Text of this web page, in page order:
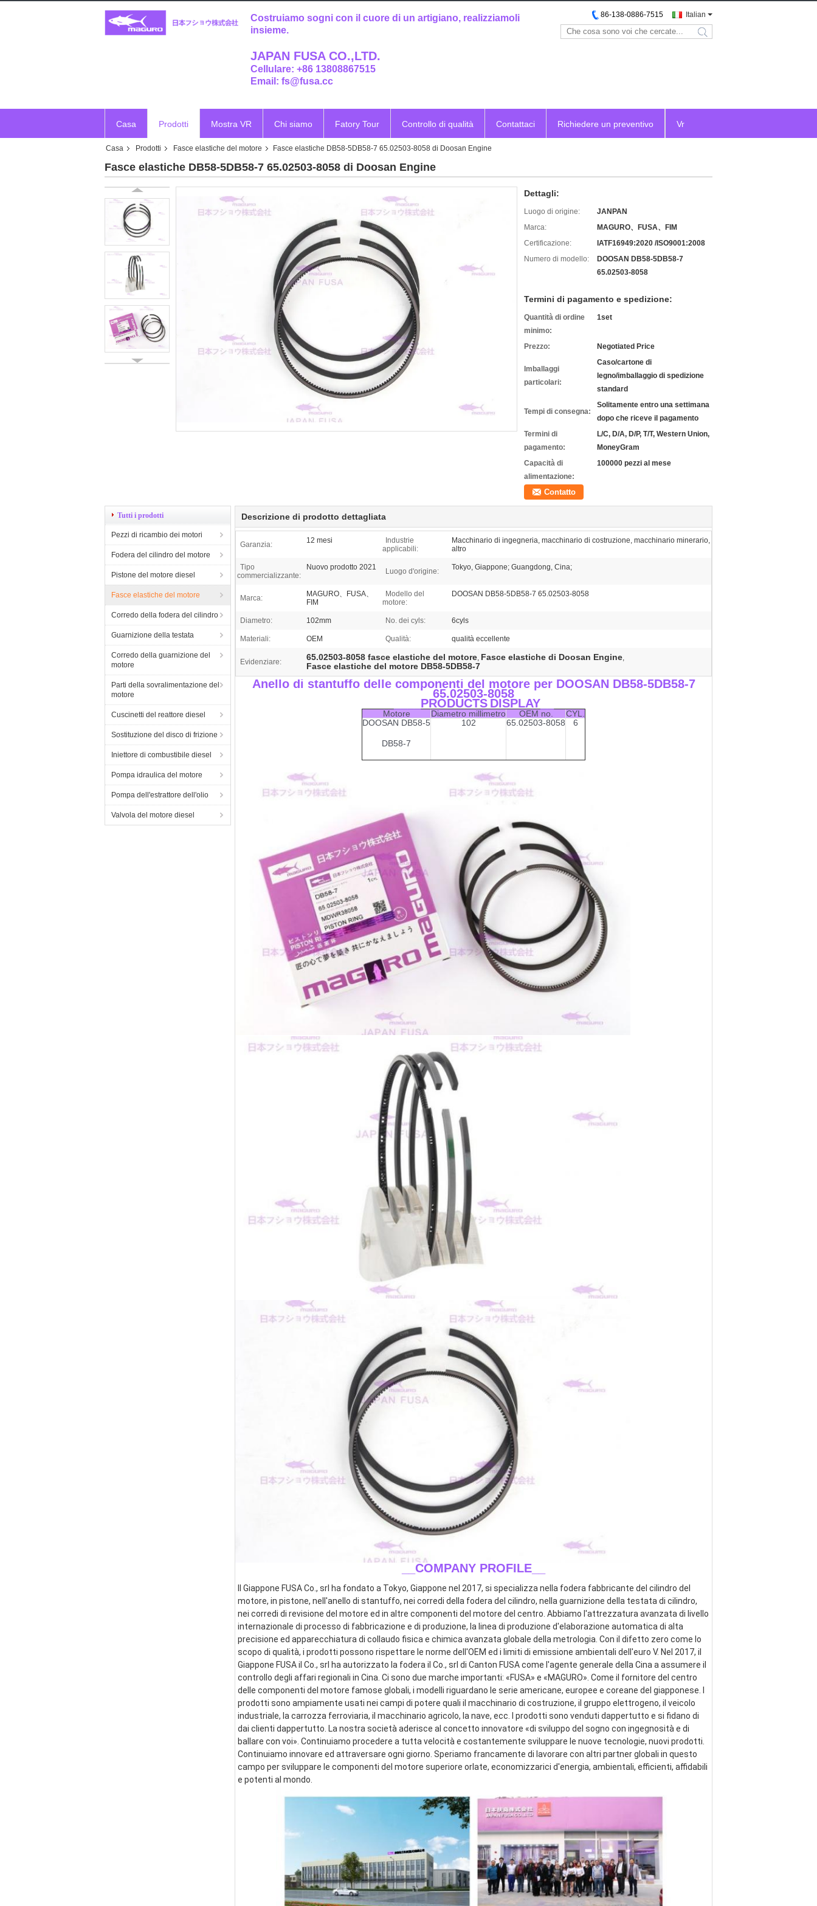
Costruiamo sogni con il cuore di un artigiano, realizziamoli
insieme.
JAPAN FUSA CO.,LTD.
Cellulare: +86 13808867515
Email: fs@fusa.cc
Italian
86-138-0886-7515
search
Casa Prodotti Mostra VR Chi siamo Fatory Tour Controllo di qualità Contattaci Richiedere un preventivo Vr
Casa Prodotti Fasce elastiche del motore Fasce elastiche DB58-5DB58-7 65.02503-8058 di Doosan Engine
Fasce elastiche DB58-5DB58-7 65.02503-8058 di Doosan Engine
Dettagli:
Luogo di origine:
JANPAN
Marca:
MAGURO、FUSA、FIM
Certificazione:
IATF16949:2020 /ISO9001:2008
Numero di modello:
DOOSAN DB58-5DB58-7
65.02503-8058
Termini di pagamento e spedizione:
Quantità di ordine
minimo:
1set
Prezzo: Negotiated Price
Imballaggi
particolari:
Caso/cartone di
legno/imballaggio di spedizione
standard
Tempi di consegna:
Solitamente entro una settimana
dopo che riceve il pagamento
Termini di
pagamento:
L/C, D/A, D/P, T/T, Western Union,
MoneyGram
Capacità di
alimentazione:
100000 pezzi al mese
Contatto
Tutti i prodotti
Pezzi di ricambio dei motori
Fodera del cilindro del motore
Pistone del motore diesel
Fasce elastiche del motore
Corredo della fodera del cilindro
Guarnizione della testata
Corredo della guarnizione del
motore
Parti della sovralimentazione del
motore
Cuscinetti del reattore diesel
Sostituzione del disco di frizione
Iniettore di combustibile diesel
Pompa idraulica del motore
Pompa dell'estrattore dell'olio
Valvola del motore diesel
Descrizione di prodotto dettagliata
Garanzia: 12 mesi
Industrie
applicabili:
Macchinario di ingegneria, macchinario di costruzione, macchinario minerario,
altro
Tipo
commercializzante:
Nuovo prodotto 2021 Luogo d'origine: Tokyo, Giappone; Guangdong, Cina;
Marca:
MAGURO、FUSA、
FIM
Modello del
motore:
DOOSAN DB58-5DB58-7 65.02503-8058
Diametro: 102mm No. dei cyls: 6cyls
Materiali: OEM Qualità: qualità eccellente
Evidenziare: 65.02503-8058 fasce elastiche del motore, Fasce elastiche di Doosan Engine,
Fasce elastiche del motore DB58-5DB58-7
Anello di stantuffo delle componenti del motore per DOOSAN DB58-5DB58-7
65.02503-8058
____PRODUCTS DISPLAY__
Motore Diametro millimetro OEM no.
CYL.
DOOSAN DB58-5
DB58-7
102 65.02503-8058 6
__COMPANY PROFILE__
Il Giappone FUSA Co., srl ha fondato a Tokyo, Giappone nel 2017, si specializza nella fodera fabbricante del cilindro del
motore, in pistone, nell'anello di stantuffo, nei corredi della fodera del cilindro, nella guarnizione della testata di cilindro,
nei corredi di revisione del motore ed in altre componenti del motore del centro. Abbiamo l'attrezzatura avanzata di livello
internazionale di processo di fabbricazione e di produzione, la linea di produzione d'elaborazione automatica di alta
precisione ed apparecchiatura di collaudo fisica e chimica avanzata globale della metrologia. Con il difetto zero come lo
scopo di qualità, i prodotti possono rispettare le norme dell'OEM ed i limiti di emissione ambientali dell'euro V. Nel 2017, il
Giappone FUSA il Co., srl ha autorizzato la fodera il Co., srl di Canton FUSA come l'agente generale della Cina a assumere il
controllo degli affari regionali in Cina. Ci sono due marche importanti: «FUSA» e «MAGURO». Come il fornitore del centro
delle componenti del motore famose globali, i modelli riguardano le serie americane, europee e coreane del giapponese. I
prodotti sono ampiamente usati nei campi di potere quali il macchinario di costruzione, il gruppo elettrogeno, il veicolo
industriale, la carrozza ferroviaria, il macchinario agricolo, la nave, ecc. I prodotti sono venduti dappertutto e si fidano di
dai clienti dappertutto. La nostra società aderisce al concetto innovatore «di sviluppo del sogno con ingegnosità e di
ballare con voi». Continuiamo procedere a tutta velocità e costantemente sviluppare le nuove tecnologie, nuovi prodotti.
Continuiamo innovare ed attraversare ogni giorno. Speriamo francamente di lavorare con altri partner globali in questo
campo per sviluppare le componenti del motore superiore orlate, economizzarici d'energia, ambientali, efficienti, affidabili
e potenti al mondo.